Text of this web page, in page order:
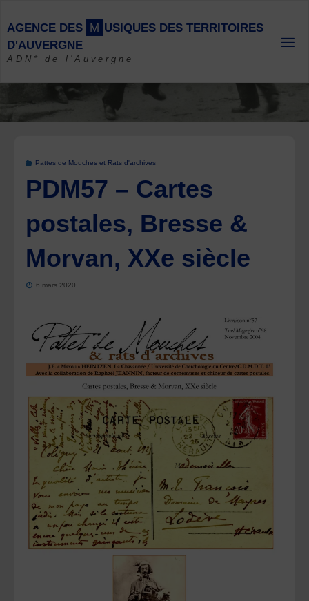
content
AGENCE DES M USIQUES DES TERRITOIRES
D'AUVERGNE
ADN* de l'Auvergne
Pattes de Mouches et Rats d'archives
PDM57 – Cartes
postales, Bresse &
Morvan, XXe siècle
6 mars 2020